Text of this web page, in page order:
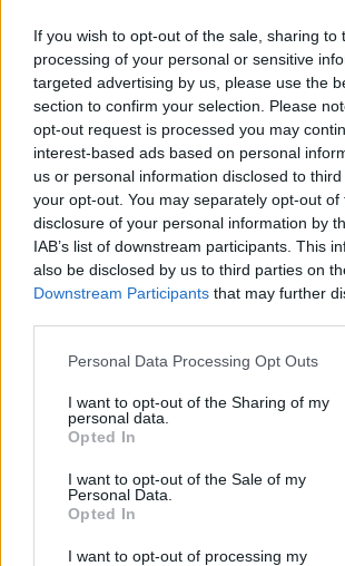
If you wish to opt-out of the sale, sharing to
processing of your personal or sensitive
targeted advertising by us, please use the
section to confirm your selection. Please
opt-out request is processed you may
interest-based ads based on personal
us or personal information disclosed to
your opt-out. You may separately opt-out of
disclosure of your personal information by
IAB’s list of downstream participants. This
also be disclosed by us to third parties on
Downstream Participants that may further
Personal Data Processing Opt Outs
I want to opt-out of the Sharing of my
personal data.
Opted In
I want to opt-out of the Sale of my
Personal Data.
Opted In
I want to opt-out of processing my
Mislintat nu spelen
Ajax Feyenoord PSV
Ajax ziet kans schoon: strijd om
los
Hart gaf de doorslag': Ouazane
boven Oranje
Dit verdient Dusan Tadic bij NEC:
koopoptie van 22 miljoen
sokken na blunder met tenues
appartement op Amsterdamse